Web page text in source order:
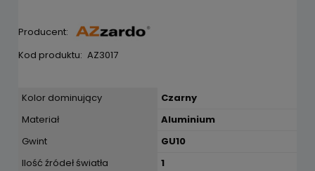
Producent:
Kod produktu: AZ3017
Kolor dominujący
Czarny
Materiał
Aluminium
Gwint
GU10
Ilość źródeł światła
1